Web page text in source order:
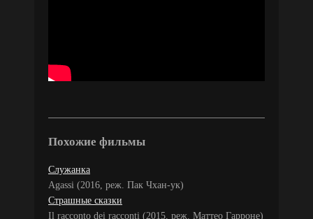
Похожие фильмы
Служанка
Agassi (2016, реж. Пак Чхан-ук)
Страшные сказки
Il racconto dei racconti (2015, реж. Маттео Гарроне)